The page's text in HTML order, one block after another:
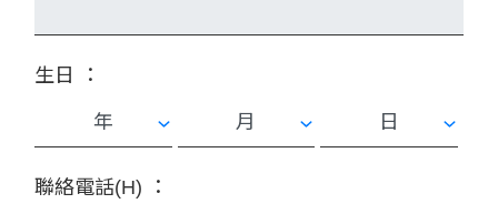
生日 ：
聯絡電話(H) ：